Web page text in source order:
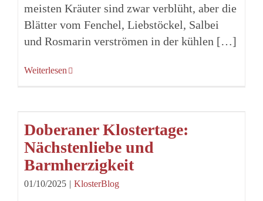
meisten Kräuter sind zwar verblüht, aber die
Blätter vom Fenchel, Liebstöckel, Salbei
und Rosmarin verströmen in der kühlen […]
Weiterlesen
Doberaner Klostertage:
Nächstenliebe und
Barmherzigkeit
01/10/2025 | KlosterBlog